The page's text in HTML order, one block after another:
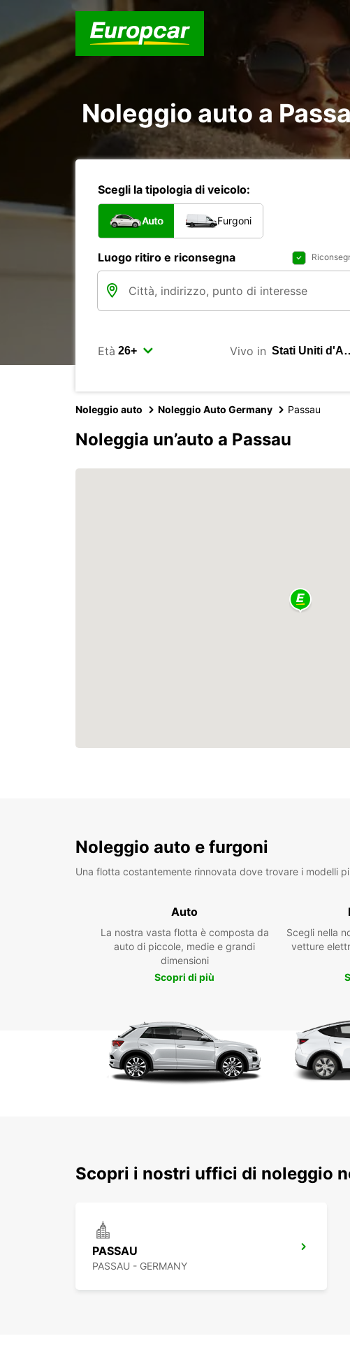
Noleggio auto a
Scegli la tipologia di veicolo:
Auto Furgoni
Luogo ritiro e riconsegna
Età Vivo in
Noleggio auto Noleggio Auto Germany Passau
Noleggia un’auto a Passau
Noleggio auto e furgoni
Una flotta costantemente rinnovata dove trovare i modelli
Auto
La nostra vasta flotta è composta da
auto di piccole, medie e grandi
dimensioni
Scopri di più
Scegli nella
vetture
Scopri i nostri uffici di noleggio
PASSAU
PASSAU - GERMANY